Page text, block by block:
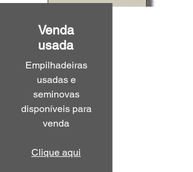
Venda
usada
Empilhadeiras
usadas e
seminovas
disponíveis para
venda
Clique aqui